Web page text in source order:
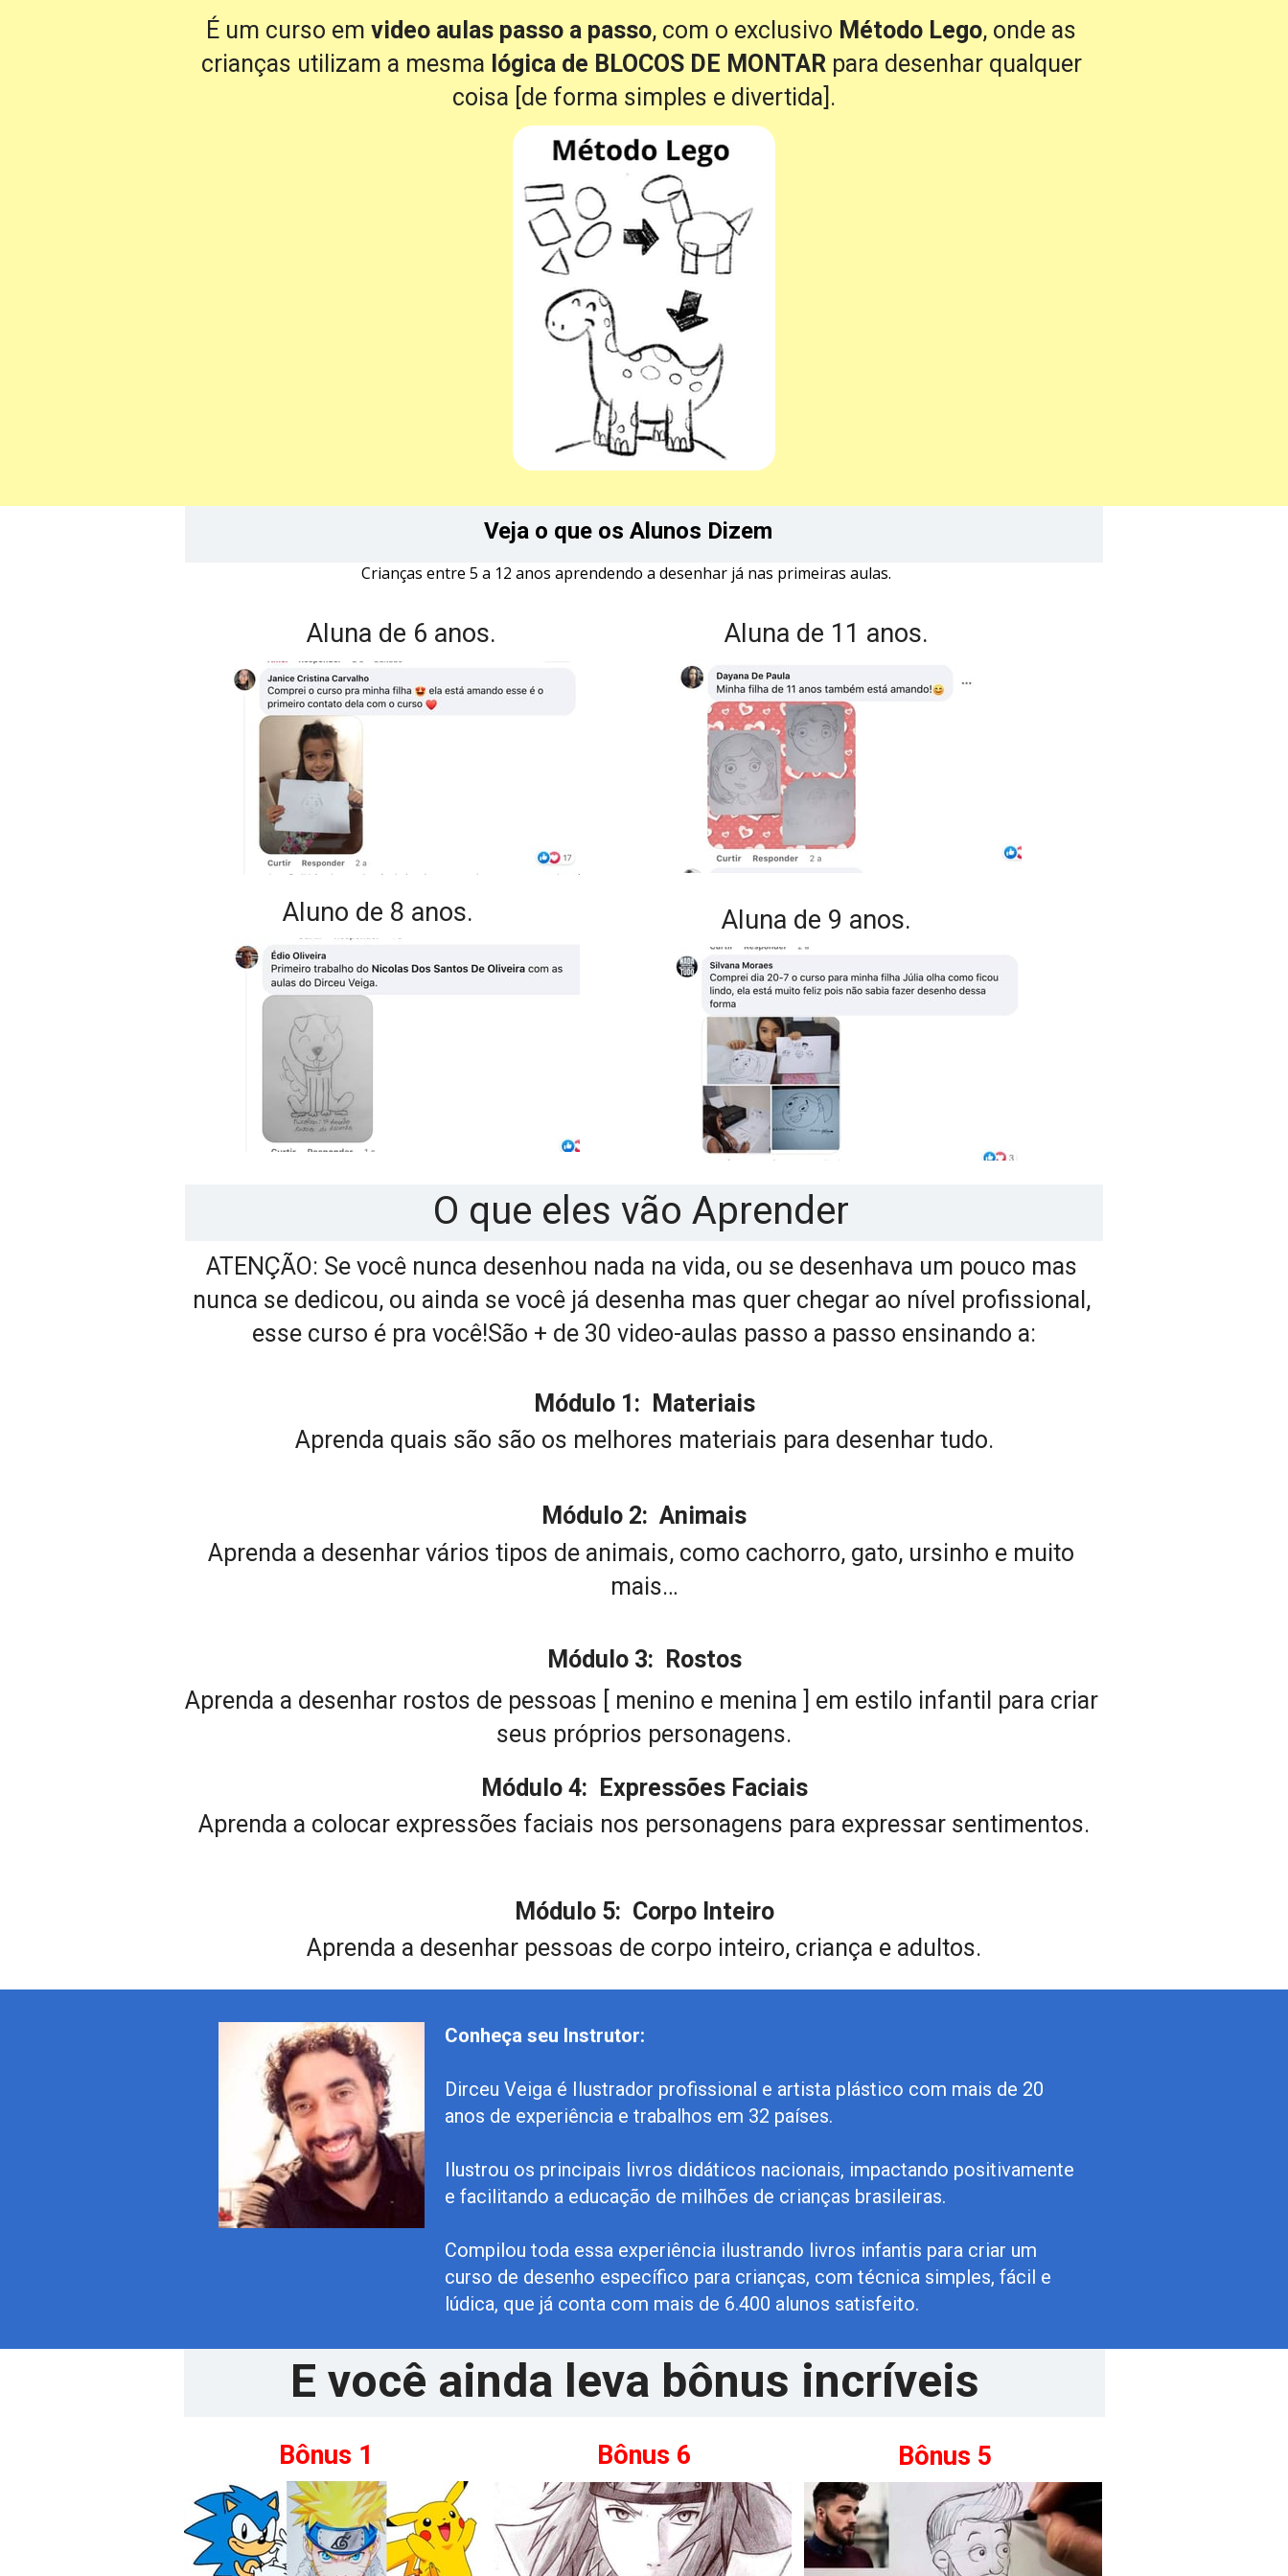
É um curso em video aulas passo a passo, com o exclusivo Método Lego, onde as
crianças utilizam a mesma lógica de BLOCOS DE MONTAR para desenhar qualquer
coisa [de forma simples e divertida].
Veja o que os Alunos Dizem
Aluna de 6 anos. Aluna de 11 anos.
Aluno de 8 anos. Aluna de 9 anos.
Crianças entre 5 a 12 anos aprendendo a desenhar já nas primeiras aulas.
O que eles vão Aprender
ATENÇÃO: Se você nunca desenhou nada na vida, ou se desenhava um pouco mas
nunca se dedicou, ou ainda se você já desenha mas quer chegar ao nível profissional,
esse curso é pra você!São + de 30 video-aulas passo a passo ensinando a:
Módulo 1:  Materiais
Aprenda quais são são os melhores materiais para desenhar tudo.
Módulo 2:  Animais
Aprenda a desenhar vários tipos de animais, como cachorro, gato, ursinho e muito
mais…
Módulo 3:  Rostos
Módulo 5:  Corpo Inteiro
Aprenda a desenhar pessoas de corpo inteiro, criança e adultos.
Módulo 4:  Expressões Faciais
Aprenda a colocar expressões faciais nos personagens para expressar sentimentos.
Aprenda a desenhar rostos de pessoas [ menino e menina ] em estilo infantil para criar
seus próprios personagens.
Conheça seu Instrutor:
Dirceu Veiga é Ilustrador profissional e artista plástico com mais de 20
anos de experiência e trabalhos em 32 países.
Ilustrou os principais livros didáticos nacionais, impactando positivamente
e facilitando a educação de milhões de crianças brasileiras.
Compilou toda essa experiência ilustrando livros infantis para criar um
curso de desenho específico para crianças, com técnica simples, fácil e
lúdica, que já conta com mais de 6.400 alunos satisfeito.
Bônus 1 Bônus 6 Bônus 5
E você ainda leva bônus incríveis